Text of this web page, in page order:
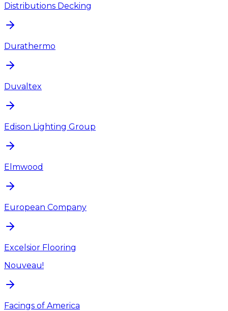
Distributions Decking
Durathermo
Duvaltex
Edison Lighting Group
Elmwood
European Company
Excelsior Flooring
Nouveau!
Facings of America